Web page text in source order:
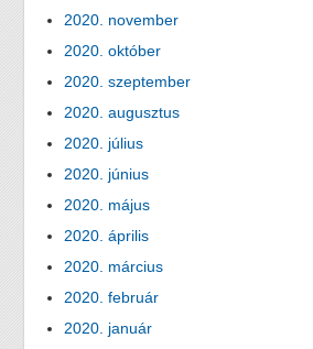
2020. november
2020. október
2020. szeptember
2020. augusztus
2020. július
2020. június
2020. május
2020. április
2020. március
2020. február
2020. január